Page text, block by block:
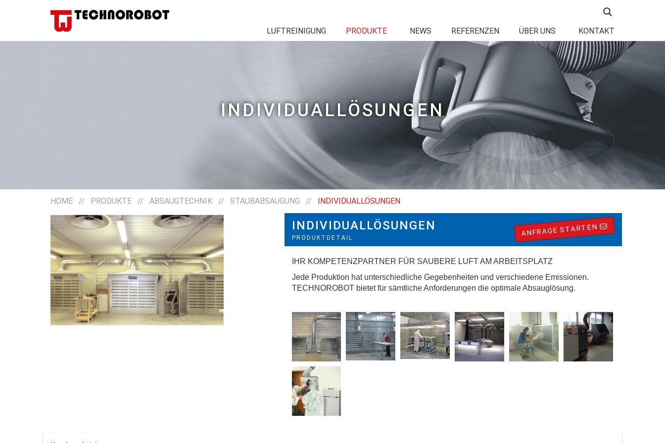
LUFTREINIGUNG PRODUKTE NEWS REFERENZEN ÜBER UNS KONTAKT
INDIVIDUALLÖSUNGEN
HOME // PRODUKTE // ABSAUGTECHNIK // STAUBABSAUGUNG // INDIVIDUALLÖSUNGEN
INDIVIDUALLÖSUNGEN
PRODUKTDETAIL
ANFRAGE STARTEN
IHR KOMPETENZPARTNER FÜR SAUBERE LUFT AM ARBEITSPLATZ
Jede Produktion hat unterschiedliche Gegebenheiten und verschiedene Emissionen.
TECHNOROBOT bietet für sämtliche Anforderungen die optimale Absauglösung.